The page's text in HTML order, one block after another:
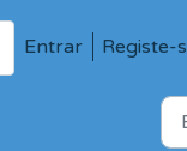
Entrar Registe-